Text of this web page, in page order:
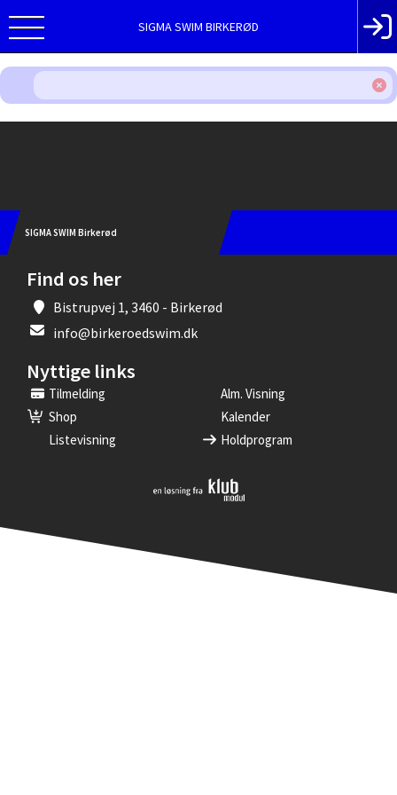
SIGMA SWIM BIRKERØD
SIGMA SWIM Birkerød
Find os her
Bistrupvej 1, 3460 - Birkerød
info@birkeroedswim.dk
Nyttige links
Tilmelding
Alm. Visning
Shop
Kalender
Listevisning
Holdprogram